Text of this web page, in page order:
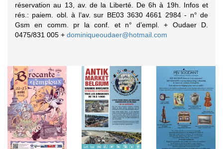
réservation au 13, av. de la Liberté. De 6h à 19h. Infos et
rés.: paiem. obl. à l’av. sur BE03 3630 4661 2984 - n° de
Gsm en comm. pr la conf. et n° d’empl. + Oudaer D.
0475/831 005 + dominiqueoudaer@hotmail.com